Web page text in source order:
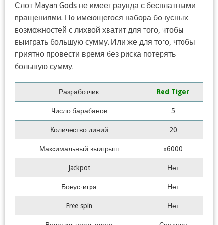
Слот Mayan Gods не имеет раунда с бесплатными
вращениями. Но имеющегося набора бонусных
возможностей с лихвой хватит для того, чтобы
выиграть большую сумму. Или же для того, чтобы
приятно провести время без риска потерять
большую сумму.
Разработчик Red Tiger
Число барабанов 5
Количество линий 20
Максимальный выигрыш х6000
Jackpot Нет
Бонус-игра Нет
Free spin Нет